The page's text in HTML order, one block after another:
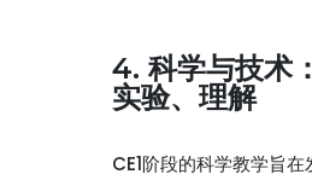
4. 科学与技术
实验、理解
CE1阶段的科学教学旨